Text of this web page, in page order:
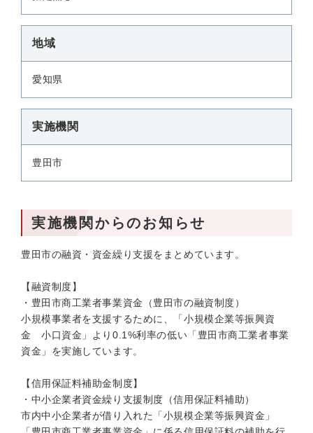
地域
愛知県
実施機関
豊田市
実施機関からのお知らせ
豊田市の融資・資金繰り支援をまとめています。
【融資制度】
・豊田市商工業者事業資金（豊田市の融資制度）
小規模事業者を支援するために、「小規模企業等振興資
金 小口資金」より0.1%利率の低い「豊田市商工業者事業
資金」を実施しています。
【信用保証料補助金制度】
・中小企業者資金繰り支援制度（信用保証料補助）
市内中小企業者が借り入れた「小規模企業等振興資金」